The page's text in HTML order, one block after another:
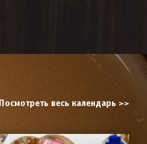
Посмотреть весь календарь >>